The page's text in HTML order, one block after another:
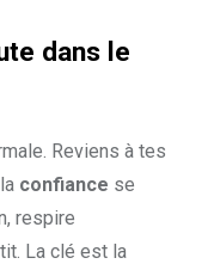
dans le
Reviens à tes
confiance se
respire
La clé est la